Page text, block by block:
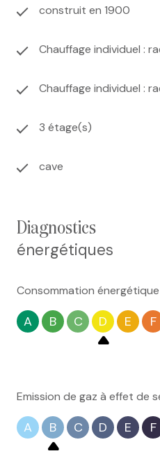
construit en 1900
Chauffage individuel :
Chauffage individuel :
3 étage(s)
cave
diagnostics
énergétiques
Consommation énergétique
A B C D E F
Emission de gaz à effet de
A B C D E F